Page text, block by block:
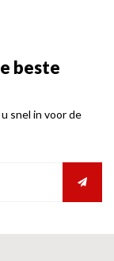
beste
snel in voor de